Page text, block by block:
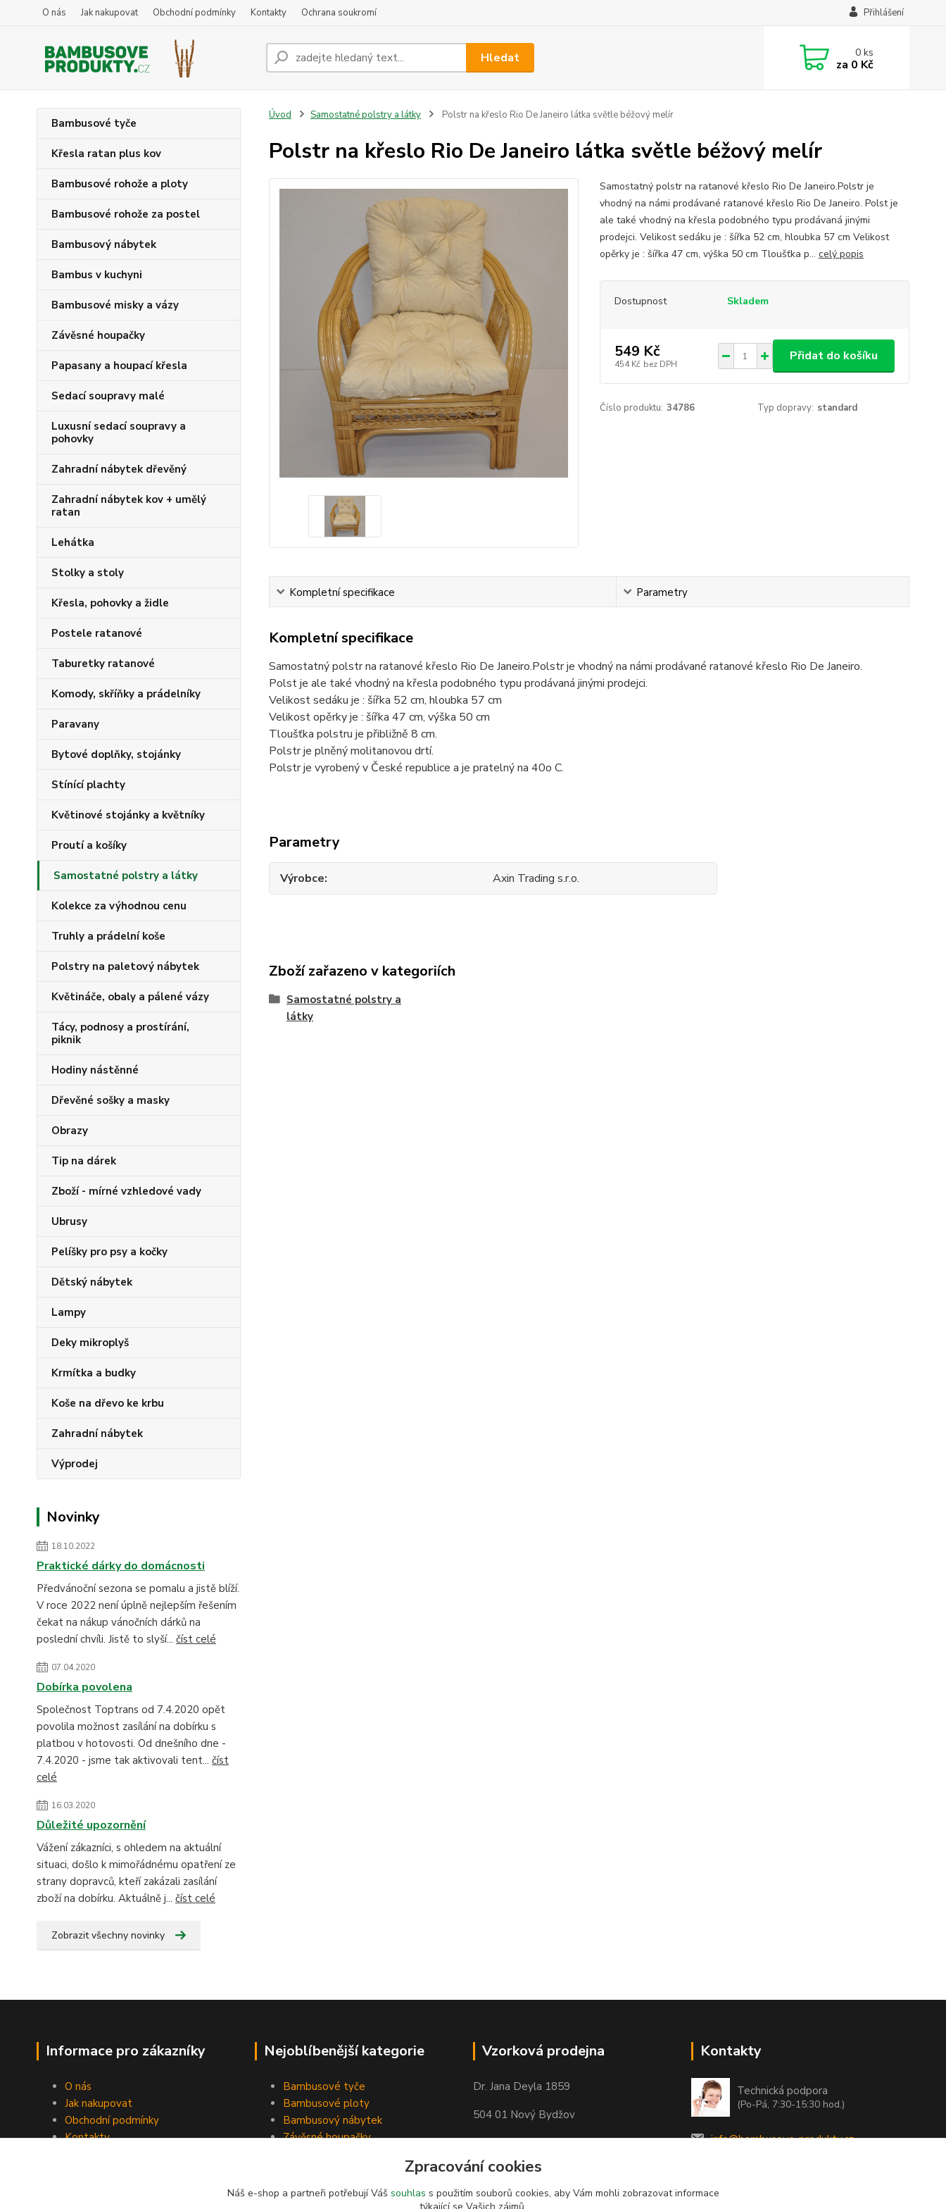
O nás Jak nakupovat Obchodní podmínky Kontakty Ochrana soukromí Přihlášení
Hledat 0ks
za 0 Kč
Bambusové tyče
Křesla ratan plus kov
Bambusové rohože a ploty
Bambusové rohože za postel
Bambusový nábytek
Bambus v kuchyni
Bambusové misky a vázy
Závěsné houpačky
Papasany a houpací křesla
Sedací soupravy malé
Luxusní sedací soupravy a
pohovky
Zahradní nábytek dřevěný
Zahradní nábytek kov + umělý
ratan
Lehátka
Stolky a stoly
Křesla, pohovky a židle
Postele ratanové
Taburetky ratanové
Komody, skříňky a prádelníky
Paravany
Bytové doplňky, stojánky
Stínící plachty
Květinové stojánky a květníky
Proutí a košíky
Samostatné polstry a látky
Kolekce za výhodnou cenu
Truhly a prádelní koše
Polstry na paletový nábytek
Květináče, obaly a pálené vázy
Tácy, podnosy a prostírání,
piknik
Hodiny nástěnné
Dřevěné sošky a masky
Obrazy
Tip na dárek
Zboží - mírné vzhledové vady
Ubrusy
Pelíšky pro psy a kočky
Dětský nábytek
Lampy
Deky mikroplyš
Krmítka a budky
Koše na dřevo ke krbu
Zahradní nábytek
Výprodej
Novinky
18.10.2022
Praktické dárky do domácnosti
Předvánoční sezona se pomalu a jistě blíží.
V roce 2022 není úplně nejlepším řešením
čekat na nákup vánočních dárků na
poslední chvíli. Jistě to slyší... číst celé
07.04.2020
Dobírka povolena
Společnost Toptrans od 7.4.2020 opět
povolila možnost zasílání na dobírku s
platbou v hotovosti. Od dnešního dne -
7.4.2020 - jsme tak aktivovali tent... číst
celé
16.03.2020
Důležité upozornění
Vážení zákazníci, s ohledem na aktuální
situaci, došlo k mimořádnému opatření ze
strany dopravců, kteří zakázali zasílání
zboží na dobírku. Aktuálně j... číst celé
Zobrazit všechny novinky
Úvod Samostatné polstry a látky Polstr na křeslo Rio De Janeiro látka světle béžový melír
Polstr na křeslo Rio De Janeiro látka světle béžový melír
Samostatný polstr na ratanové křeslo Rio De Janeiro.Polstr je
vhodný na námi prodávané ratanové křeslo Rio De Janeiro. Polst je
ale také vhodný na křesla podobného typu prodávaná jinými
prodejci. Velikost sedáku je : šířka 52 cm, hloubka 57 cm Velikost
opěrky je : šířka 47 cm, výška 50 cm Tloušťka p... celý popis
Dostupnost Skladem
549 Kč
454 Kč bez DPH
Přidat do košíku
Číslo produktu: 34786 Typ dopravy: standard
Kompletní specifikace Parametry
Kompletní specifikace
Samostatný polstr na ratanové křeslo Rio De Janeiro.Polstr je vhodný na námi prodávané ratanové křeslo Rio De Janeiro.
Polst je ale také vhodný na křesla podobného typu prodávaná jinými prodejci.
Velikost sedáku je : šířka 52 cm, hloubka 57 cm
Velikost opěrky je : šířka 47 cm, výška 50 cm
Tloušťka polstru je přibližně 8 cm.
Polstr je plněný molitanovou drtí.
Polstr je vyrobený v České republice a je pratelný na 40o C.
Parametry
Výrobce Axin Trading s.r.o.
Zboží zařazeno v kategoriích
Samostatné polstry a
látky
Informace pro zákazníky
O nás
Jak nakupovat
Obchodní podmínky
Kontakty
Nejoblíbenější kategorie
Bambusové tyče
Bambusové ploty
Bambusový nábytek
Závěsné houpačky
Vzorková prodejna
Dr. Jana Deyla 1859
504 01 Nový Bydžov
Otevírací doba:
Po - Pá 8:00 - 17:00
So - 8:00 - 17:00
Kontakty
Technická podpora
(Po-Pá, 7:30-15:30 hod.)
info@bambusove-produkty.cz
Zpracování cookies
Náš e-shop a partneři potřebují Váš souhlas s použitím souborů cookies, aby Vám mohli zobrazovat informace